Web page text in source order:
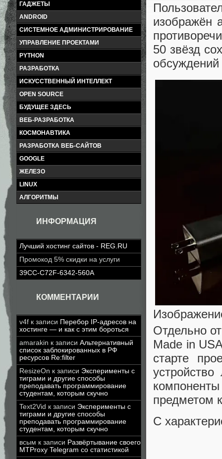
ГАДЖЕТЫ
ANDROID
СИСТЕМНОЕ АДМИНИСТРИРОВАНИЕ
УПРАВЛЕНИЕ ПРОЕКТАМИ
PYTHON
РАЗРАБОТКА
ИСКУССТВЕННЫЙ ИНТЕЛЛЕКТ
OPEN SOURCE
БУДУЩЕЕ ЗДЕСЬ
ВЕБ-РАЗРАБОТКА
КОСМОНАВТИКА
РАЗРАБОТКА ВЕБ-САЙТОВ
GOOGLE
ЖЕЛЕЗО
LINUX
АЛГОРИТМЫ
ИНФОРМАЦИЯ
Лучший хостинг сайтов - REG.RU
Промокод 5% скидки на услуги
39CC-C72F-6342-560A
КОММЕНТАРИИ
v4f к записи Перебор IP-адресов на
хостинге — и как с этим бороться
amarakin к записи Альтернативный
список заблокированных в РФ
ресурсов Re:filter
ResizeOn к записи Эксперименты с
тиграми и другие способы
преподавать программирование
студентам, которым скучно
Text2Vid к записи Эксперименты с
тиграми и другие способы
преподавать программирование
студентам, которым скучно
всым к записи Развёртывание своего
MTProxy Telegram со статистикой
изображён
50 звёзд
Отдельно
Made in
старте
предметом
С